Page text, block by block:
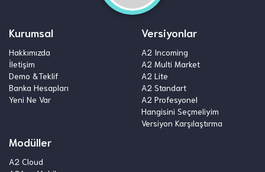
Kurumsal
Hakkımızda
İletişim
Demo &Teklif
Banka Hesapları
Yeni Ne Var
Versiyonlar
A2 Incoming
A2 Multi Market
A2 Lite
A2 Standart
A2 Profesyonel
Hangisini Seçmeliyim
Versiyon Karşılaştırma
Modüller
A2 Cloud